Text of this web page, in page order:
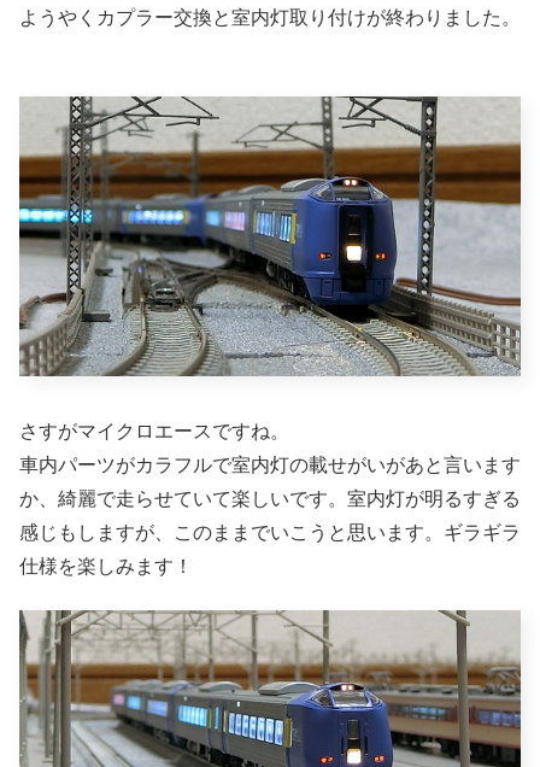
ようやくカプラー交換と室内灯取り付けが終わりました。
さすがマイクロエースですね。
車内パーツがカラフルで室内灯の載せがいがあと言います
か、綺麗で走らせていて楽しいです。室内灯が明るすぎる
感じもしますが、このままでいこうと思います。ギラギラ
仕様を楽しみます！